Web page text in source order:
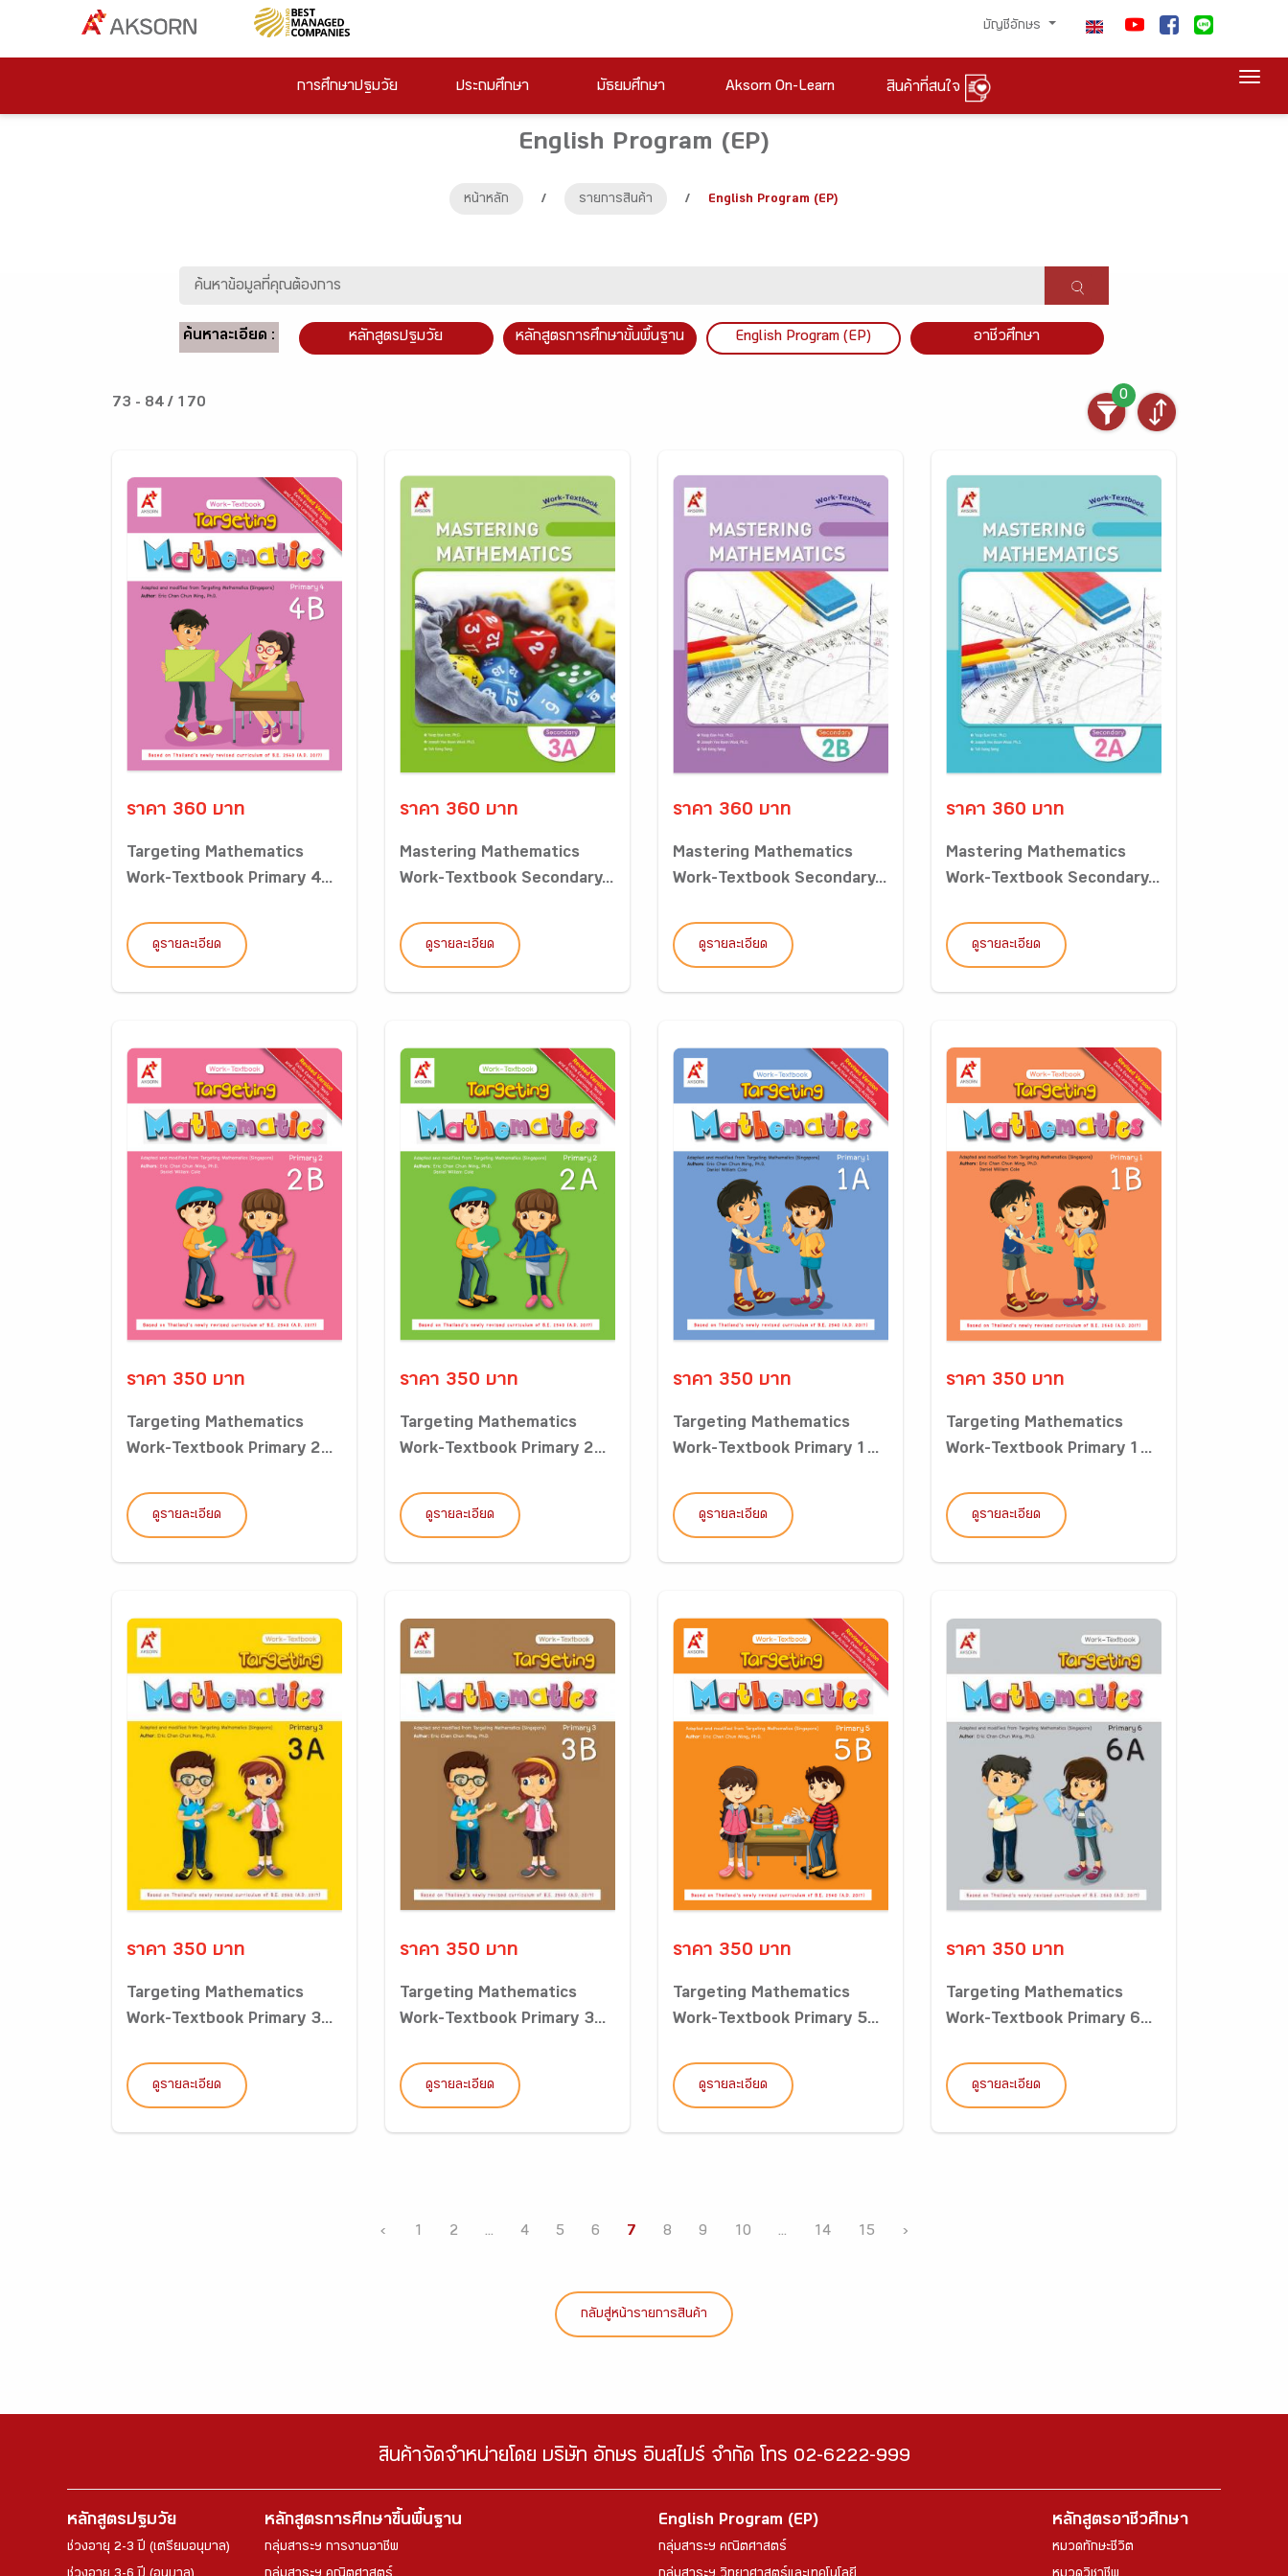
บัญชีอักษร
การศึกษาปฐมวัย ประถมศึกษา มัธยมศึกษา Aksorn On-Learn สินค้าที่สนใจ
English Program (EP)
หน้าหลัก / รายการสินค้า / English Program (EP)
ค้นหาละเอียด : หลักสูตรปฐมวัย หลักสูตรการศึกษาขั้นพื้นฐาน English Program (EP) อาชีวศึกษา
73 - 84 / 170
0
ราคา 360 บาท
Targeting Mathematics
Work-Textbook Primary 4...
ดูรายละเอียด
ราคา 360 บาท
Mastering Mathematics
Work-Textbook Secondary...
ดูรายละเอียด
ราคา 360 บาท
Mastering Mathematics
Work-Textbook Secondary...
ดูรายละเอียด
ราคา 360 บาท
Mastering Mathematics
Work-Textbook Secondary...
ดูรายละเอียด
ราคา 350 บาท
Targeting Mathematics
Work-Textbook Primary 2...
ดูรายละเอียด
ราคา 350 บาท
Targeting Mathematics
Work-Textbook Primary 2...
ดูรายละเอียด
ราคา 350 บาท
Targeting Mathematics
Work-Textbook Primary 1...
ดูรายละเอียด
ราคา 350 บาท
Targeting Mathematics
Work-Textbook Primary 1...
ดูรายละเอียด
ราคา 350 บาท
Targeting Mathematics
Work-Textbook Primary 3...
ดูรายละเอียด
ราคา 350 บาท
Targeting Mathematics
Work-Textbook Primary 3...
ดูรายละเอียด
ราคา 350 บาท
Targeting Mathematics
Work-Textbook Primary 5...
ดูรายละเอียด
ราคา 350 บาท
Targeting Mathematics
Work-Textbook Primary 6...
ดูรายละเอียด
‹ 1 2 ... 4 5 6 7 8 9 10 ... 14 15 ›
กลับสู่หน้ารายการสินค้า
สินค้าจัดจำหน่ายโดย บริษัท อักษร อินสไปร์ จำกัด โทร 02-6222-999
หลักสูตรปฐมวัย
ช่วงอายุ 2-3 ปี (เตรียมอนุบาล)
หลักสูตรการศึกษาขึ้นพื้นฐาน
กลุ่มสาระฯ การงานอาชีพ
English Program (EP)
กลุ่มสาระฯ คณิตศาสตร์
หลักสูตรอาชีวศึกษา
หมวดทักษะชีวิต